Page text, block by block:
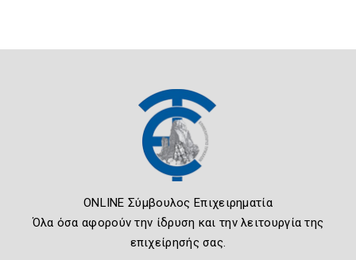
ONLINE Σύμβουλος Επιχειρηματία
Όλα όσα αφορούν την ίδρυση και την λειτουργία της
επιχείρησής σας.